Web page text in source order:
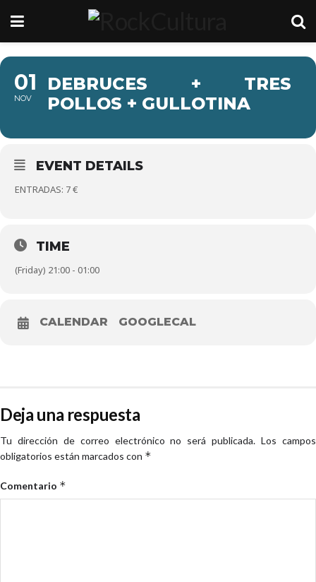
01
NOV
DEBRUCES + TRES
POLLOS + GULLOTINA
EVENT DETAILS
ENTRADAS: 7 €
TIME
(Friday) 21:00 - 01:00
CALENDAR GOOGLECAL
Deja una respuesta
Tu dirección de correo electrónico no será publicada. Los campos
obligatorios están marcados con *
Comentario *